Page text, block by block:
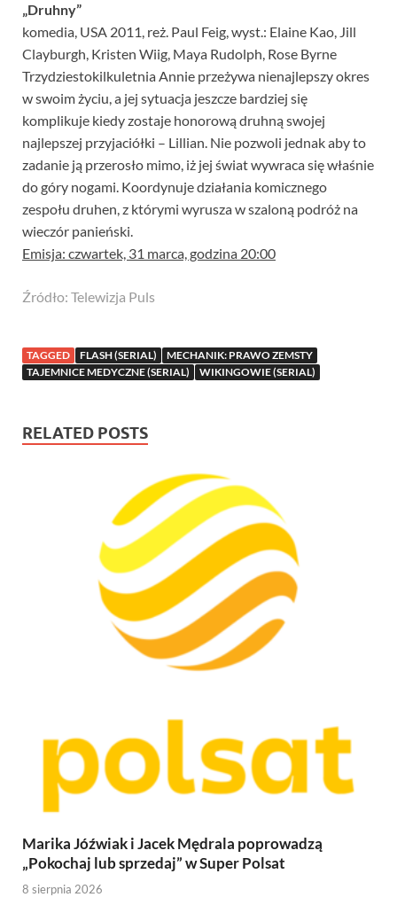
„Druhny”
komedia, USA 2011, reż. Paul Feig, wyst.: Elaine Kao, Jill
Clayburgh, Kristen Wiig, Maya Rudolph, Rose Byrne
Trzydziestokilkuletnia Annie przeżywa nienajlepszy okres
w swoim życiu, a jej sytuacja jeszcze bardziej się
komplikuje kiedy zostaje honorową druhną swojej
najlepszej przyjaciółki – Lillian. Nie pozwoli jednak aby to
zadanie ją przerosło mimo, iż jej świat wywraca się właśnie
do góry nogami. Koordynuje działania komicznego
zespołu druhen, z którymi wyrusza w szaloną podróż na
wieczór panieński.
Emisja: czwartek, 31 marca, godzina 20:00
Źródło: Telewizja Puls
TAGGED FLASH (SERIAL)
MECHANIK: PRAWO ZEMSTY
TAJEMNICE MEDYCZNE (SERIAL)
WIKINGOWIE (SERIAL)
RELATED POSTS
Marika Jóźwiak i Jacek Mędrala poprowadzą
„Pokochaj lub sprzedaj” w Super Polsat
8 sierpnia 2026